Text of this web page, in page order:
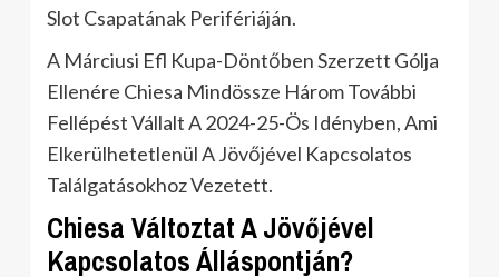
Slot Csapatának Perifériáján.
A Márciusi Efl Kupa-Döntőben Szerzett Gólja
Ellenére Chiesa Mindössze Három További
Fellépést Vállalt A 2024-25-Ös Idényben, Ami
Elkerülhetetlenül A Jövőjével Kapcsolatos
Találgatásokhoz Vezetett.
Chiesa Változtat A Jövőjével
Kapcsolatos Álláspontján?